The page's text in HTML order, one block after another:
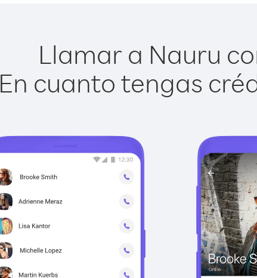
Llamar a Nauru
En cuanto tengas